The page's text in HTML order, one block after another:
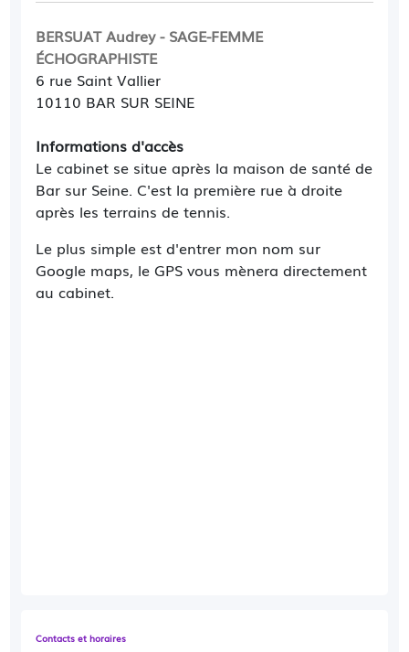
BERSUAT Audrey - SAGE-FEMME
ÉCHOGRAPHISTE
6 rue Saint Vallier
10110 BAR SUR SEINE
Informations d'accès
Le cabinet se situe après la maison de santé de
Bar sur Seine. C'est la première rue à droite
après les terrains de tennis.
Le plus simple est d'entrer mon nom sur
Google maps, le GPS vous mènera directement
au cabinet.
Contacts et horaires